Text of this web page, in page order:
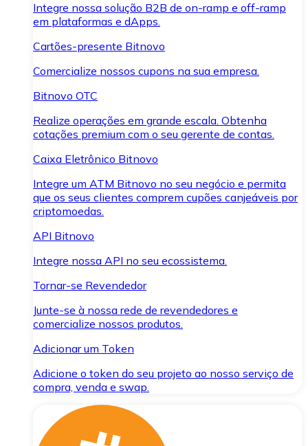
Integre nossa solução B2B de on-ramp e off-ramp
em plataformas e dApps.
Cartões-presente Bitnovo
Comercialize nossos cupons na sua empresa.
Bitnovo OTC
Realize operações em grande escala. Obtenha
cotações premium com o seu gerente de contas.
Caixa Eletrônico Bitnovo
Integre um ATM Bitnovo no seu negócio e permita
que os seus clientes comprem cupões canjeáveis por
criptomoedas.
API Bitnovo
Integre nossa API no seu ecossistema.
Tornar-se Revendedor
Junte-se à nossa rede de revendedores e
comercialize nossos produtos.
Adicionar um Token
Adicione o token do seu projeto ao nosso serviço de
compra, venda e swap.